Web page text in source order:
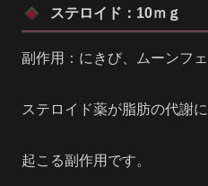
ステロイド：10ｍｇ
副作用：にきび、ムーンフ
ステロイド薬が脂肪の代謝
起こる副作用です。